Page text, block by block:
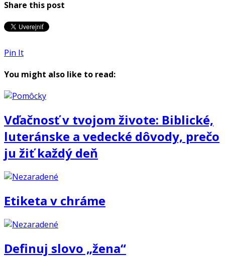
Share this post
Pin It
You might also like to read:
Vďačnosť v tvojom živote: Biblické,
luteránske a vedecké dôvody, prečo
ju žiť každý deň
Etiketa v chráme
Definuj slovo „žena“